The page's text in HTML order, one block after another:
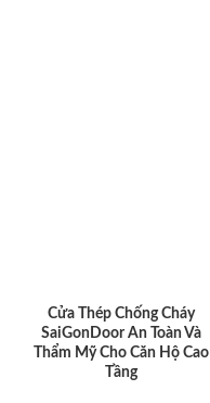
Cửa Thép Chống Cháy
SaiGonDoor An Toàn Và
Thẩm Mỹ Cho Căn Hộ Cao
Tầng